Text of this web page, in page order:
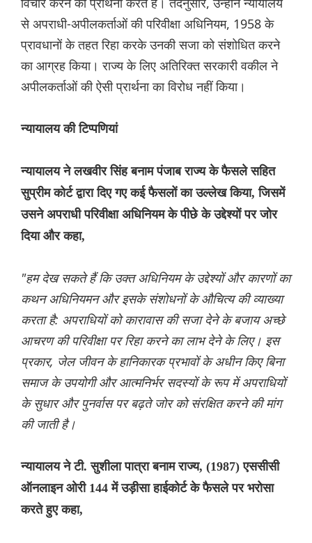
से अपराधी-अपीलकर्ताओं की परिवीक्षा अधिनियम, 1958 के
प्रावधानों के तहत रिहा करके उनकी सजा को संशोधित करने
का आग्रह किया। राज्य के लिए अतिरिक्त सरकारी वकील ने
अपीलकर्ताओं की ऐसी प्रार्थना का विरोध नहीं किया।
न्यायालय की टिप्पणियां
न्यायालय ने लखवीर सिंह बनाम पंजाब राज्य के फैसले सहित
सुप्रीम कोर्ट द्वारा दिए गए कई फैसलों का उल्लेख किया, जिसमें
उसने अपराधी परिवीक्षा अधिनियम के पीछे के उद्देश्यों पर जोर
दिया और कहा,
"हम देख सकते हैं कि उक्त अधिनियम के उद्देश्यों और कारणों का
कथन अधिनियमन और इसके संशोधनों के औचित्य की व्याख्या
करता है: अपराधियों को कारावास की सजा देने के बजाय अच्छे
आचरण की परिवीक्षा पर रिहा करने का लाभ देने के लिए। इस
प्रकार, जेल जीवन के हानिकारक प्रभावों के अधीन किए बिना
समाज के उपयोगी और आत्मनिर्भर सदस्यों के रूप में अपराधियों
के सुधार और पुनर्वास पर बढ़ते जोर को संरक्षित करने की मांग
की जाती है।
न्यायालय ने टी. सुशीला पात्रा बनाम राज्य, (1987) एससीसी
ऑनलाइन ओरी 144 में उड़ीसा हाईकोर्ट के फैसले पर भरोसा
करते हुए कहा,